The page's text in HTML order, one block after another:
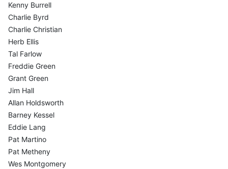
Kenny Burrell
Charlie Byrd
Charlie Christian
Herb Ellis
Tal Farlow
Freddie Green
Grant Green
Jim Hall
Allan Holdsworth
Barney Kessel
Eddie Lang
Pat Martino
Pat Metheny
Wes Montgomery